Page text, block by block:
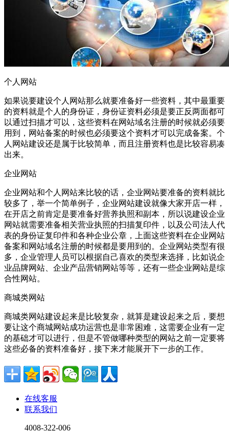
个人网站
如果说要建设个人网站那么就要准备好一些资料，其中最重要
的资料就是个人的身份证，身份证资料必须是要正反两面都可
以通过扫描才可以，这些资料在网站域名注册的时候就必须要
用到，网站备案的时候也必须要这个资料才可以完成备案。个
人网站建设还是属于比较简单，而且注册资料也是比较容易凑
出来。
企业网站
企业网站和个人网站来比较的话，企业网站要准备的资料就比
较多了，举一个简单例子，企业网站建设就像大家开店一样，
在开店之前肯定是要准备好营养执照和副本，所以说建设企业
网站就需要准备相关营业执照的扫描复印件，以及公司法人代
表的身份证复印件和各种企业公章，上面这些资料在企业网站
备案和网站域名注册的时候都是要用到的。企业网站类型有很
多，企业管理人员可以根据自己喜欢的类型来选择，比如说企
业品牌网站、企业产品营销网站等等，还有一些企业网站是综
合性网站。
商城类网站
商城类网站建设起来是比较复杂，就算是建设起来之后，要想
要让这个商城网站成功运营也是非常困难，这需要企业有一定
的基础才可以进行，但是不管做哪种类型的网站之前一定要将
这些必备的资料准备好，接下来才能展开下一步的工作。
在线客服
联系我们
4008-322-006